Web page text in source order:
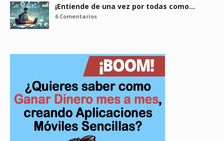
¡Entiende de una vez por todas como…
6 Comentarios